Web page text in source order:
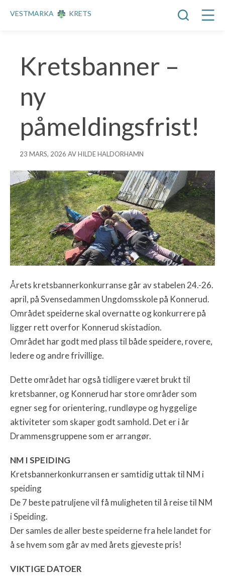
VESTMARKA KRETS
Kretsbanner –
ny
påmeldingsfrist!
23 MARS, 2026 AV HILDE HALDORHAMN
Årets kretsbannerkonkurranse går av stabelen 24.-26.
april, på Svensedammen Ungdomsskole på Konnerud.
Området speiderne skal overnatte og konkurrere på
ligger rett overfor Konnerud skistadion.
Området har godt med plass til både speidere, rovere,
ledere og andre frivillige.
Dette området har også tidligere været brukt til
kretsbanner, og Konnerud har store områder som
egner seg for orientering, rundløype og hyggelige
aktiviteter som skaper godt samhold. Det er i år
Drammensgruppene som er arrangør.
NM I SPEIDING
Kretsbannerkonkurransen er samtidig uttak til NM i
speiding
De 7 beste patruljene vil få muligheten til å reise til NM
i Speiding.
Der samles de aller beste speiderne fra hele landet for
å se hvem som går av med årets gjeveste pris!
VIKTIGE DATOER